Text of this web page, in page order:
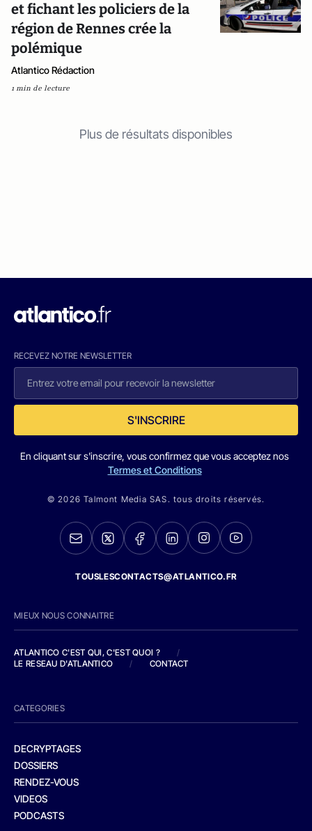
et fichant les policiers de la
région de Rennes crée la
polémique
Atlantico Rédaction
1 min de lecture
Plus de résultats disponibles
RECEVEZ NOTRE NEWSLETTER
S'INSCRIRE
En cliquant sur s'inscrire, vous confirmez que vous acceptez nos
Termes et Conditions
© 2026 Talmont Media SAS. tous droits réservés.
TOUSLESCONTACTS@ATLANTICO.FR
MIEUX NOUS CONNAITRE
ATLANTICO C'EST QUI, C'EST QUOI ?
/
LE RESEAU D'ATLANTICO
/ CONTACT
CATEGORIES
DECRYPTAGES
DOSSIERS
RENDEZ-VOUS
VIDEOS
PODCASTS